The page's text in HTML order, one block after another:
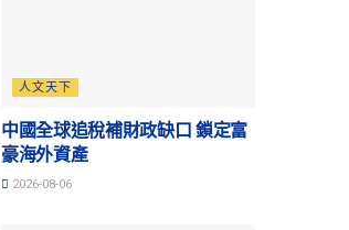
人文天下
中國全球追稅補財政缺口 鎖定富
豪海外資產
2026-08-06